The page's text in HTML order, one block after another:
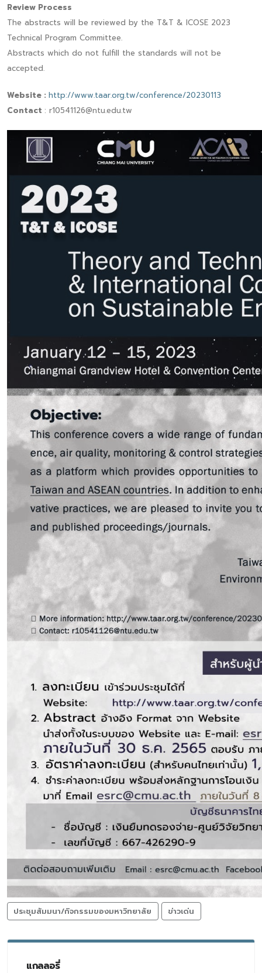
Review Process
The abstracts will be reviewed by the T&T & ICOSE 2023
Technical Program Committee.
Abstracts which do not fulfill the standards will not be
accepted.
Website : http://www.taar.org.tw/conference/20230113
Contact : r10541126@ntu.edu.tw
ประชุมสัมมนา/กิจกรรมของมหาวิทยาลัย ข่าวเด่น
แกลลอรี่